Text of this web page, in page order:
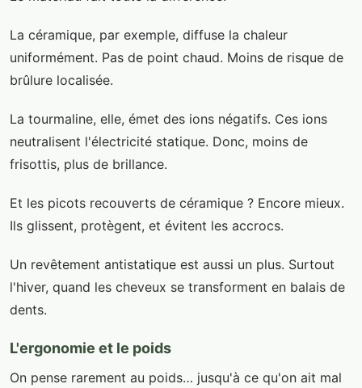
La céramique, par exemple, diffuse la chaleur
uniformément. Pas de point chaud. Moins de risque de
brûlure localisée.
La tourmaline, elle, émet des ions négatifs. Ces ions
neutralisent l'électricité statique. Donc, moins de
frisottis, plus de brillance.
Et les picots recouverts de céramique ? Encore mieux.
Ils glissent, protègent, et évitent les accrocs.
Un revêtement antistatique est aussi un plus. Surtout
l'hiver, quand les cheveux se transforment en balais de
dents.
L'ergonomie et le poids
On pense rarement au poids… jusqu'à ce qu'on ait mal